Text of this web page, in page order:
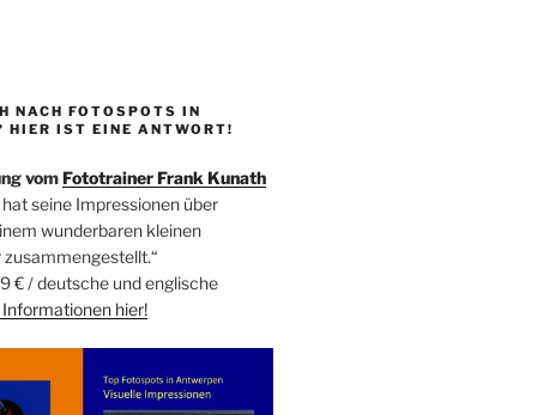
NACH FOTOSPOTS IN
HIER IST EINE ANTWORT!
vomFototrainer Frank Kunath
seine Impressionen über
wunderbaren kleinen
€ / deutsche und englische
hier!